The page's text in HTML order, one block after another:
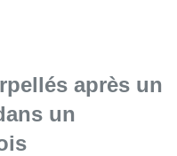
après un
un